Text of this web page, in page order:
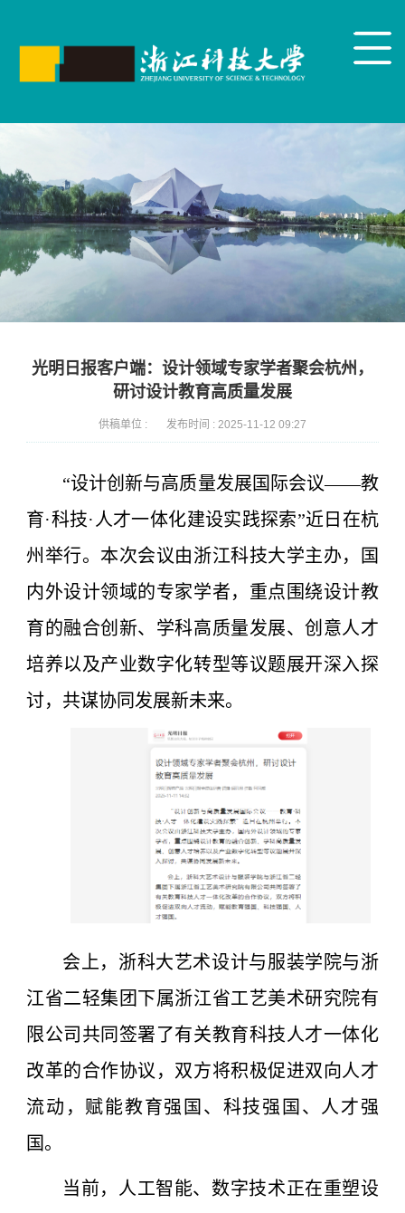
光明日报客户端：设计领域专家学者聚会杭州，
研讨设计教育高质量发展
供稿单位 : 发布时间 : 2025-11-12 09:27
“设计创新与高质量发展国际会议——教
育·科技·人才一体化建设实践探索”近日在杭
州举行。本次会议由浙江科技大学主办，国
内外设计领域的专家学者，重点围绕设计教
育的融合创新、学科高质量发展、创意人才
培养以及产业数字化转型等议题展开深入探
讨，共谋协同发展新未来。
会上，浙科大艺术设计与服装学院与浙
江省二轻集团下属浙江省工艺美术研究院有
限公司共同签署了有关教育科技人才一体化
改革的合作协议，双方将积极促进双向人才
流动，赋能教育强国、科技强国、人才强
国。
当前，人工智能、数字技术正在重塑设